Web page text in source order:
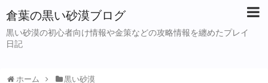
倉葉の黒い砂漠ブログ
黒い砂漠の初心者向け情報や金策などの攻略情報を纏めたプレイ
日記
ホーム 黒い砂漠